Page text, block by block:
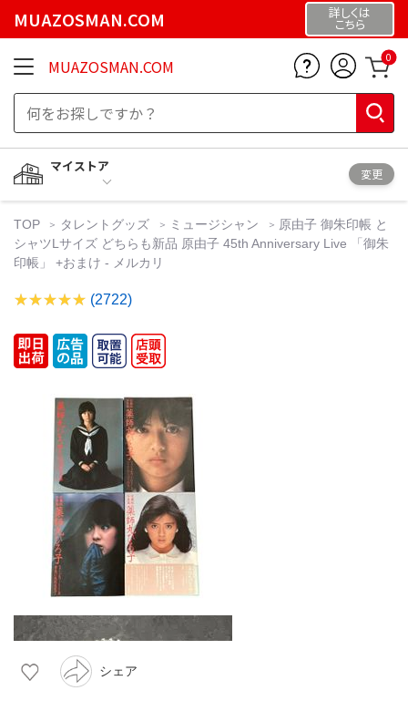
MUAZOSMAN.COM 詳しくは
こちら
MUAZOSMAN.COM 0
マイストア
変更
TOP タレントグッズ ミュージシャン
原由子 御朱印帳 と
シャツLサイズ どちらも新品 原由子 45th Anniversary Live 「御朱
印帳」 +おまけ - メルカリ
(2722)
シェア